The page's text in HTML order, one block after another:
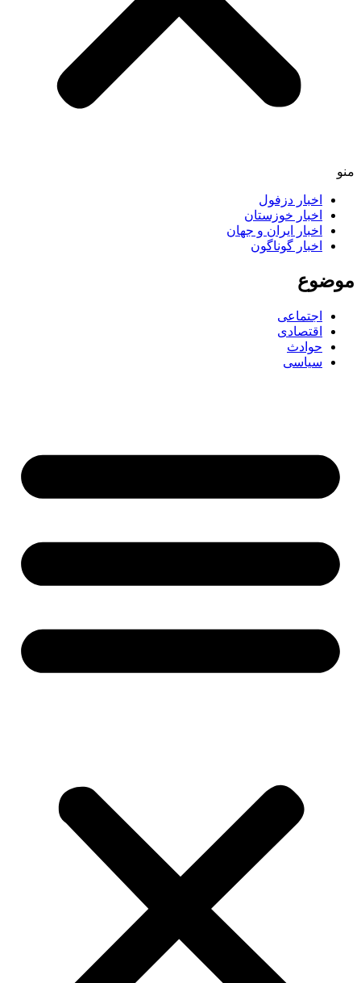
منو
اخبار دزفول
اخبار خوزستان
اخبار ایران و جهان
اخبار گوناگون
موضوع
اجتماعی
اقتصادی
حوادث
سیاسی